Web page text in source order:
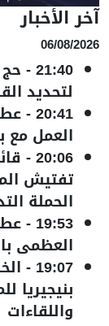
آخر الأخبار
06/08/2026
21:40
-
لتحديد
20:41
-
العمل مع
20:06
-
تفتيش
الحملة
19:53
-
العظمى
19:07
-
واللقاءات